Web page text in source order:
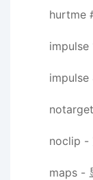
hurtme
impulse
impulse
noclip -
maps -